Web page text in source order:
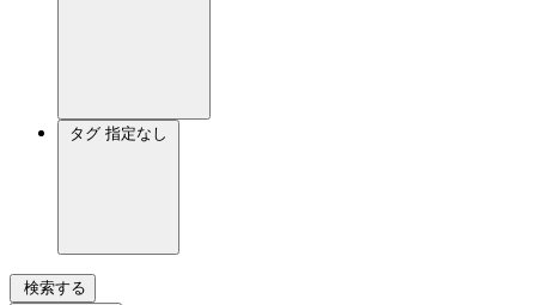
タグ 指定なし
検索する